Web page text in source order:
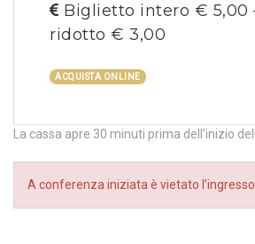
Biglietto intero € 5,00
ridotto € 3,00
ACQUISTA ONLINE
La cassa apre 30 minuti prima dell’inizio
A conferenza iniziata è vietato